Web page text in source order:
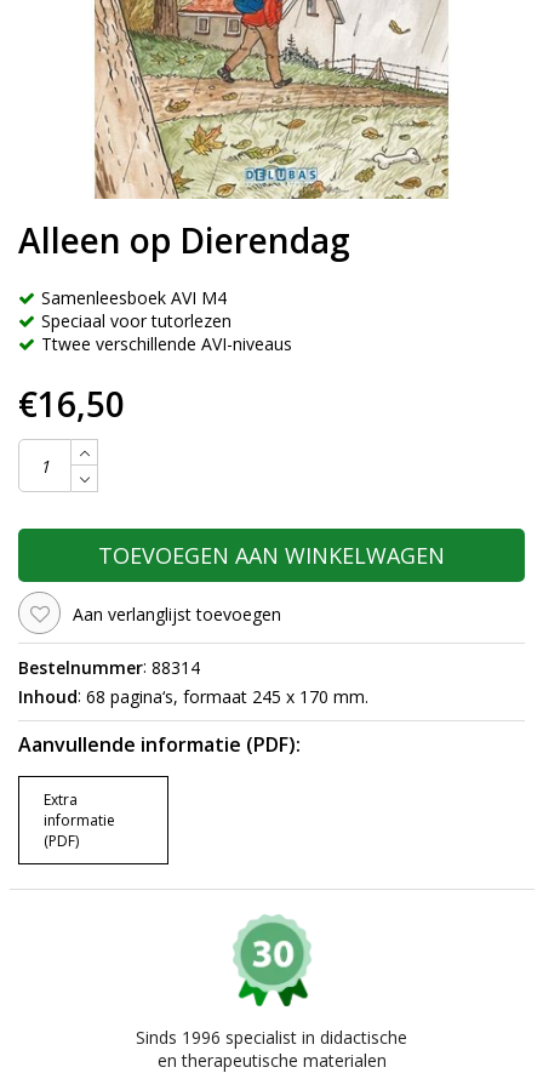
Alleen op Dierendag
Samenleesboek AVI M4
Speciaal voor tutorlezen
Ttwee verschillende AVI-niveaus
€16,50
TOEVOEGEN AAN WINKELWAGEN
Aan verlanglijst toevoegen
Bestelnummer: 88314
Inhoud: 68 pagina‘s, formaat 245 x 170 mm.
Aanvullende informatie (PDF):
Extra
informatie
(PDF)
Sinds 1996 specialist in didactische
en therapeutische materialen